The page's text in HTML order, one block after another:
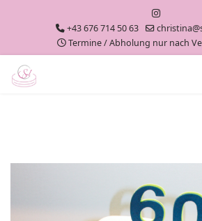
+43 676 714 50 63
Termine / Abholung nur nach